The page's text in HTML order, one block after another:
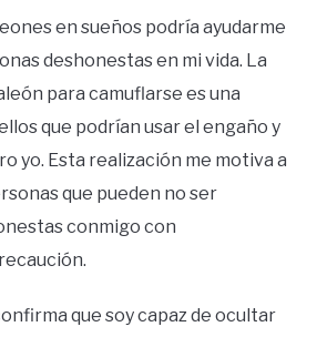
en sueños podría ayudarme
deshonestas en mi vida. La
para camuflarse es una
que podrían usar el engaño y
yo. Esta realización me motiva a
que pueden no ser
conmigo con
que soy capaz de ocultar